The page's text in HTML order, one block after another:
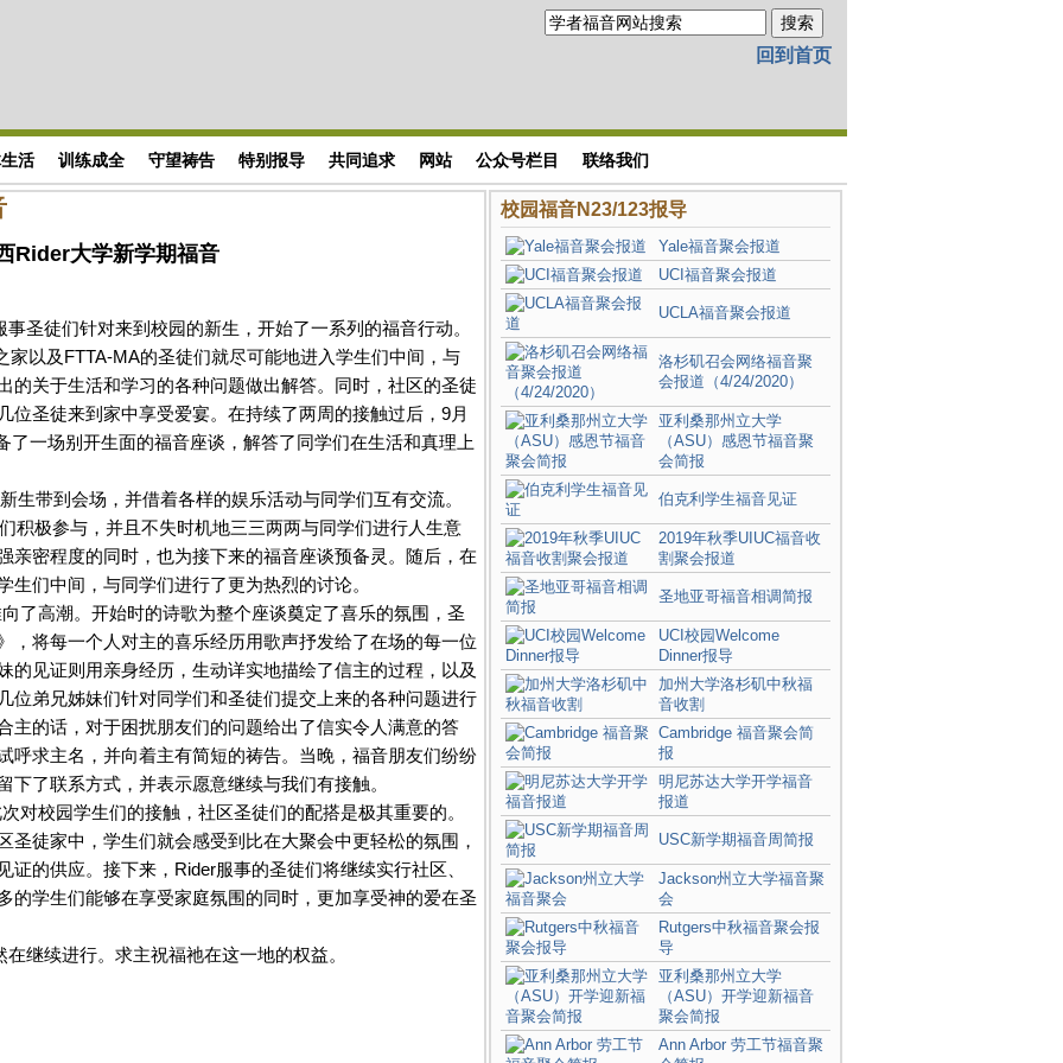
回到首页
活 训练成全 守望祷告 特别报导 共同追求 网站 公众号栏目 联络我们
Rider大学新学期福音
徒们针对来到校园的新生，开始了一系列的福音行动。
家以及FTTA-MA的圣徒们就尽可能地进入学生们中间，与
的关于生活和学习的各种问题做出解答。同时，社区的圣徒
位圣徒来到家中享受爱宴。在持续了两周的接触过后，9月
了一场别开生面的福音座谈，解答了同学们在生活和真理上
带到会场，并借着各样的娱乐活动与同学们互有交流。
积极参与，并且不失时机地三三两两与同学们进行人生意
亲密程度的同时，也为接下来的福音座谈预备灵。随后，在
们中间，与同学们进行了更为热烈的讨论。
高潮。开始时的诗歌为整个座谈奠定了喜乐的氛围，圣
，将每一个人对主的喜乐经历用歌声抒发给了在场的每一位
的见证则用亲身经历，生动详实地描绘了信主的过程，以及
位弟兄姊妹们针对同学们和圣徒们提交上来的各种问题进行
主的话，对于困扰朋友们的问题给出了信实令人满意的答
呼求主名，并向着主有简短的祷告。当晚，福音朋友们纷纷
了联系方式，并表示愿意继续与我们有接触。
校园学生们的接触，社区圣徒们的配搭是极其重要的。
圣徒家中，学生们就会感受到比在大聚会中更轻松的氛围，
的供应。接下来，Rider服事的圣徒们将继续实行社区、
的学生们能够在享受家庭氛围的同时，更加享受神的爱在圣
续进行。求主祝福祂在这一地的权益。
校园福音N23/123报导
Yale福音聚会报道
UCI福音聚会报道
UCLA福音聚会报道
洛杉矶召会网络福音聚
会报道（4/24/2020）
亚利桑那州立大学
（ASU）感恩节福音聚
会简报
伯克利学生福音见证
2019年秋季UIUC福音收
割聚会报道
圣地亚哥福音相调简报
UCI校园Welcome
Dinner报导
加州大学洛杉矶中秋福
音收割
Cambridge 福音聚会简
报
明尼苏达大学开学福音
报道
USC新学期福音周简报
Jackson州立大学福音聚
会
Rutgers中秋福音聚会报
导
亚利桑那州立大学
（ASU）开学迎新福音
聚会简报
Ann Arbor 劳工节福音聚